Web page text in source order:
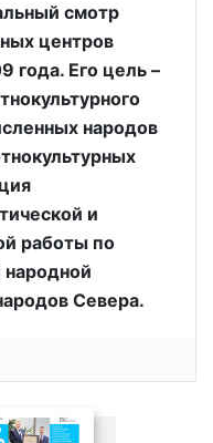
смотр
центров
года. Его цель –
народов
и
работы по
Севера.